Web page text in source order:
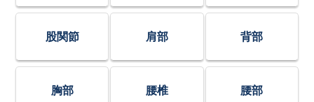
股関節 肩部 背部
胸部 腰椎 腰部